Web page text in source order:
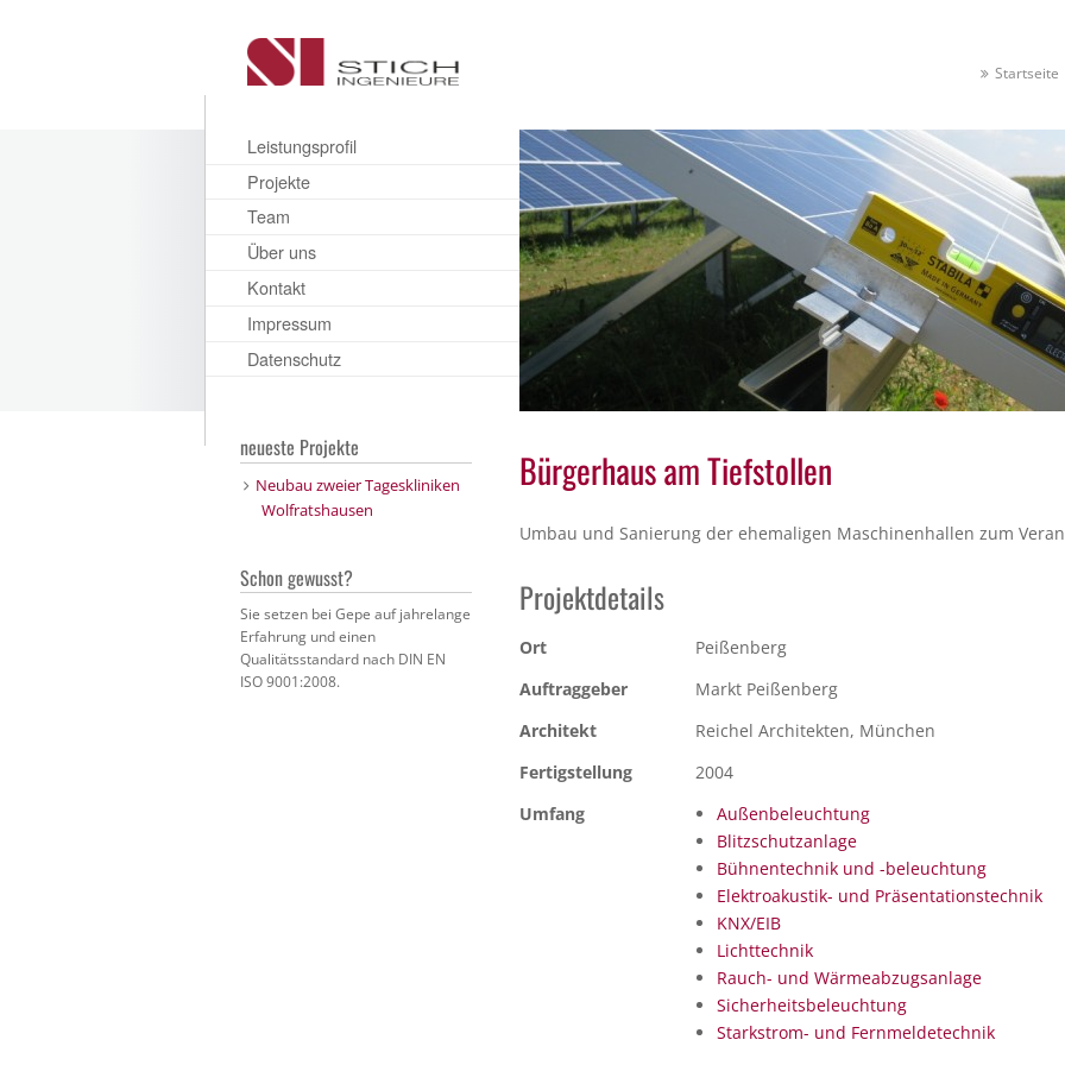
Startseite
Leistungsprofil
Projekte
Team
Über uns
Kontakt
Impressum
Datenschutz
Bürgerhaus am Tiefstollen
Umbau und Sanierung der ehemaligen Maschinenhallen zum
Projektdetails
Ort
Peißenberg
Auftraggeber
Markt Peißenberg
Architekt
Reichel Architekten, München
Fertigstellung
2004
Umfang
Außenbeleuchtung
Blitzschutzanlage
Bühnentechnik und -beleuchtung
Elektroakustik- und Präsentationstechnik
KNX/EIB
Lichttechnik
Rauch- und Wärmeabzugsanlage
Sicherheitsbeleuchtung
Starkstrom- und Fernmeldetechnik
neueste Projekte
Neubau zweier Tageskliniken
Wolfratshausen
Schon gewusst?
Sie setzen bei Gepe auf jahrelange
Erfahrung und einen
Qualitätsstandard nach DIN EN
ISO 9001:2008.